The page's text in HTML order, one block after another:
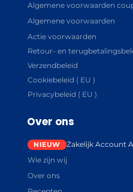
Algemene voorwaarden
Algemene voorwaarden
Actie voorwaarden
Retour- en
Verzendbeleid
Cookiebeleid ( EU )
Privacybeleid ( EU )
Over ons
Zakelijk Account
Wie zijn wij
Over ons